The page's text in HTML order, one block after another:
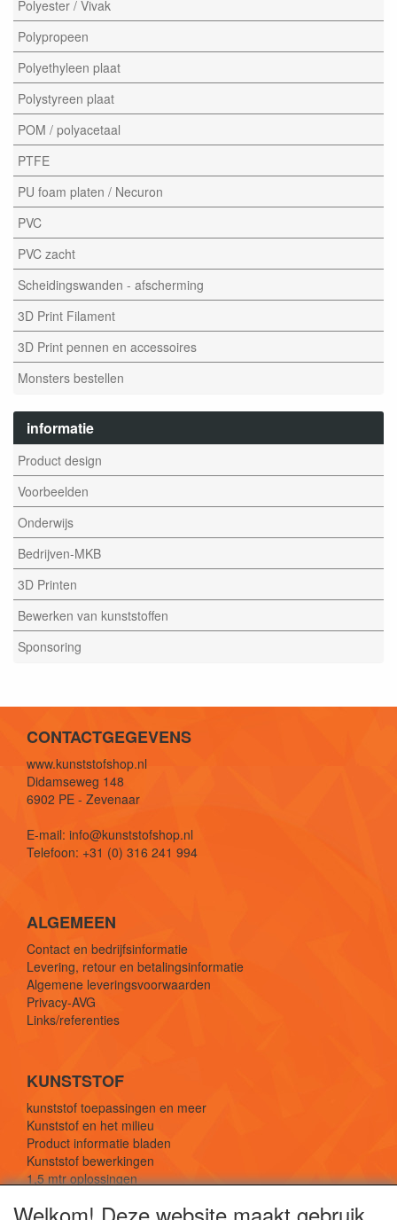
Polyester / Vivak
Polypropeen
Polyethyleen plaat
Polystyreen plaat
POM / polyacetaal
PTFE
PU foam platen / Necuron
PVC
PVC zacht
Scheidingswanden - afscherming
3D Print Filament
3D Print pennen en accessoires
Monsters bestellen
informatie
Product design
Voorbeelden
Onderwijs
Bedrijven-MKB
3D Printen
Bewerken van kunststoffen
Sponsoring
CONTACTGEGEVENS
www.kunststofshop.nl
Didamseweg 148
6902 PE - Zevenaar
E-mail: info@kunststofshop.nl
Telefoon: +31 (0) 316 241 994
ALGEMEEN
Contact en bedrijfsinformatie
Levering, retour en betalingsinformatie
Algemene leveringsvoorwaarden
Privacy-AVG
Links/referenties
KUNSTSTOF
kunststof toepassingen en meer
Kunststof en het milieu
Product informatie bladen
Kunststof bewerkingen
1,5 mtr oplossingen